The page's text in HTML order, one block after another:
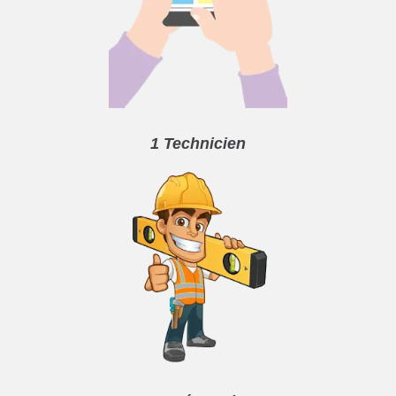
1 Technicien